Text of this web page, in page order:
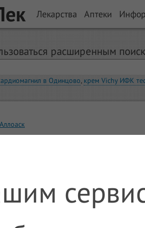
Лекарства Аптеки
расширенным
в Одинцово, крем Vichy ИФК
Аллоаск